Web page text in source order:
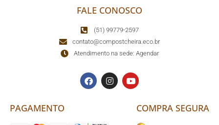
FALE CONOSCO
(51) 99779-2597
contato@compostcheira.eco.br
Atendimento na sede: Agendar
PAGAMENTO COMPRA SEGURA